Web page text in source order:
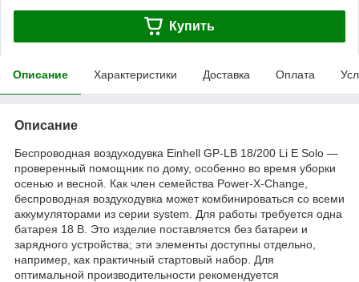
Купить
Описание Характеристики Доставка Оплата
Описание
Беспроводная воздуходувка Einhell GP-LB 18/200 Li E Solo —
проверенный помощник по дому, особенно во время уборки
осенью и весной. Как член семейства Power-X-Change,
беспроводная воздуходувка может комбинироваться со всеми
аккумуляторами из серии system. Для работы требуется одна
батарея 18 В. Это изделие поставляется без батареи и
зарядного устройства; эти элементы доступны отдельно,
например, как практичный стартовый набор. Для
оптимальной производительности рекомендуется